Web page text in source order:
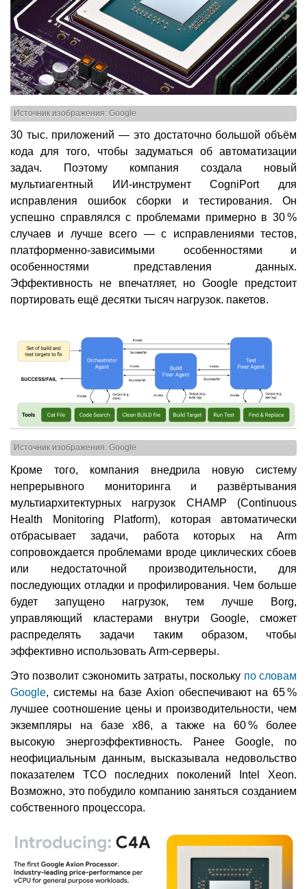
Источник изображения: Google
30 тыс. приложений — это достаточно большой объём
кода для того, чтобы задуматься об автоматизации
задач. Поэтому компания создала новый
мультиагентный ИИ-инструмент CogniPort для
исправления ошибок сборки и тестирования. Он
успешно справлялся с проблемами примерно в 30 %
случаев и лучше всего — с исправлениями тестов,
платформенно-зависимыми особенностями и
особенностями представления данных.
Эффективность не впечатляет, но Google предстоит
портировать ещё десятки тысяч нагрузок. пакетов.
Источник изображения: Google
Кроме того, компания внедрила новую систему
непрерывного мониторинга и развёртывания
мультиархитектурных нагрузок CHAMP (Continuous
Health Monitoring Platform), которая автоматически
отбрасывает задачи, работа которых на Arm
сопровождается проблемами вроде циклических сбоев
или недостаточной производительности, для
последующих отладки и профилирования. Чем больше
будет запущено нагрузок, тем лучше Borg,
управляющий кластерами внутри Google, сможет
распределять задачи таким образом, чтобы
эффективно использовать Arm-серверы.
Это позволит сэкономить затраты, поскольку по словам
Google, системы на базе Axion обеспечивают на 65 %
лучшее соотношение цены и производительности, чем
экземпляры на базе x86, а также на 60 % более
высокую энергоэффективность. Ранее Google, по
неофициальным данным, высказывала недовольство
показателем TCO последних поколений Intel Xeon.
Возможно, это побудило компанию заняться созданием
собственного процессора.